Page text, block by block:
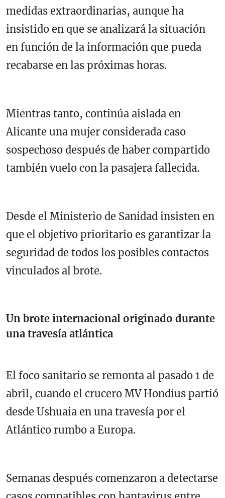
medidas extraordinarias, aunque ha
insistido en que se analizará la situación
en función de la información que pueda
recabarse en las próximas horas.
Mientras tanto, continúa aislada en
Alicante una mujer considerada caso
sospechoso después de haber compartido
también vuelo con la pasajera fallecida.
Desde el Ministerio de Sanidad insisten en
que el objetivo prioritario es garantizar la
seguridad de todos los posibles contactos
vinculados al brote.
Un brote internacional originado durante
una travesía atlántica
El foco sanitario se remonta al pasado 1 de
abril, cuando el crucero MV Hondius partió
desde Ushuaia en una travesía por el
Atlántico rumbo a Europa.
Semanas después comenzaron a detectarse